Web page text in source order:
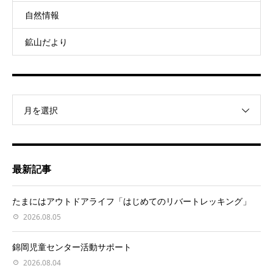
自然情報
鉱山だより
月を選択
最新記事
たまにはアウトドアライフ「はじめてのリバートレッキング」
2026.08.05
錦岡児童センター活動サポート
2026.08.04